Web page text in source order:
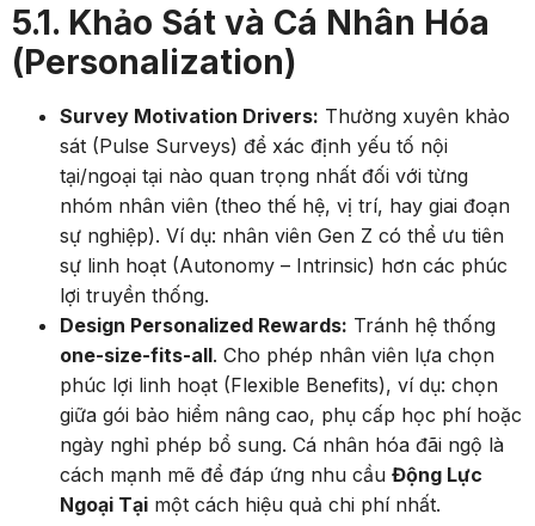
5.1. Khảo Sát và Cá Nhân Hóa
(Personalization)
Survey Motivation Drivers: Thường xuyên khảo
sát (Pulse Surveys) để xác định yếu tố nội
tại/ngoại tại nào quan trọng nhất đối với từng
nhóm nhân viên (theo thế hệ, vị trí, hay giai đoạn
sự nghiệp). Ví dụ: nhân viên Gen Z có thể ưu tiên
sự linh hoạt (Autonomy – Intrinsic) hơn các phúc
lợi truyền thống.
Design Personalized Rewards: Tránh hệ thống
one-size-fits-all. Cho phép nhân viên lựa chọn
phúc lợi linh hoạt (Flexible Benefits), ví dụ: chọn
giữa gói bảo hiểm nâng cao, phụ cấp học phí hoặc
ngày nghỉ phép bổ sung. Cá nhân hóa đãi ngộ là
cách mạnh mẽ để đáp ứng nhu cầu Động Lực
Ngoại Tại một cách hiệu quả chi phí nhất.